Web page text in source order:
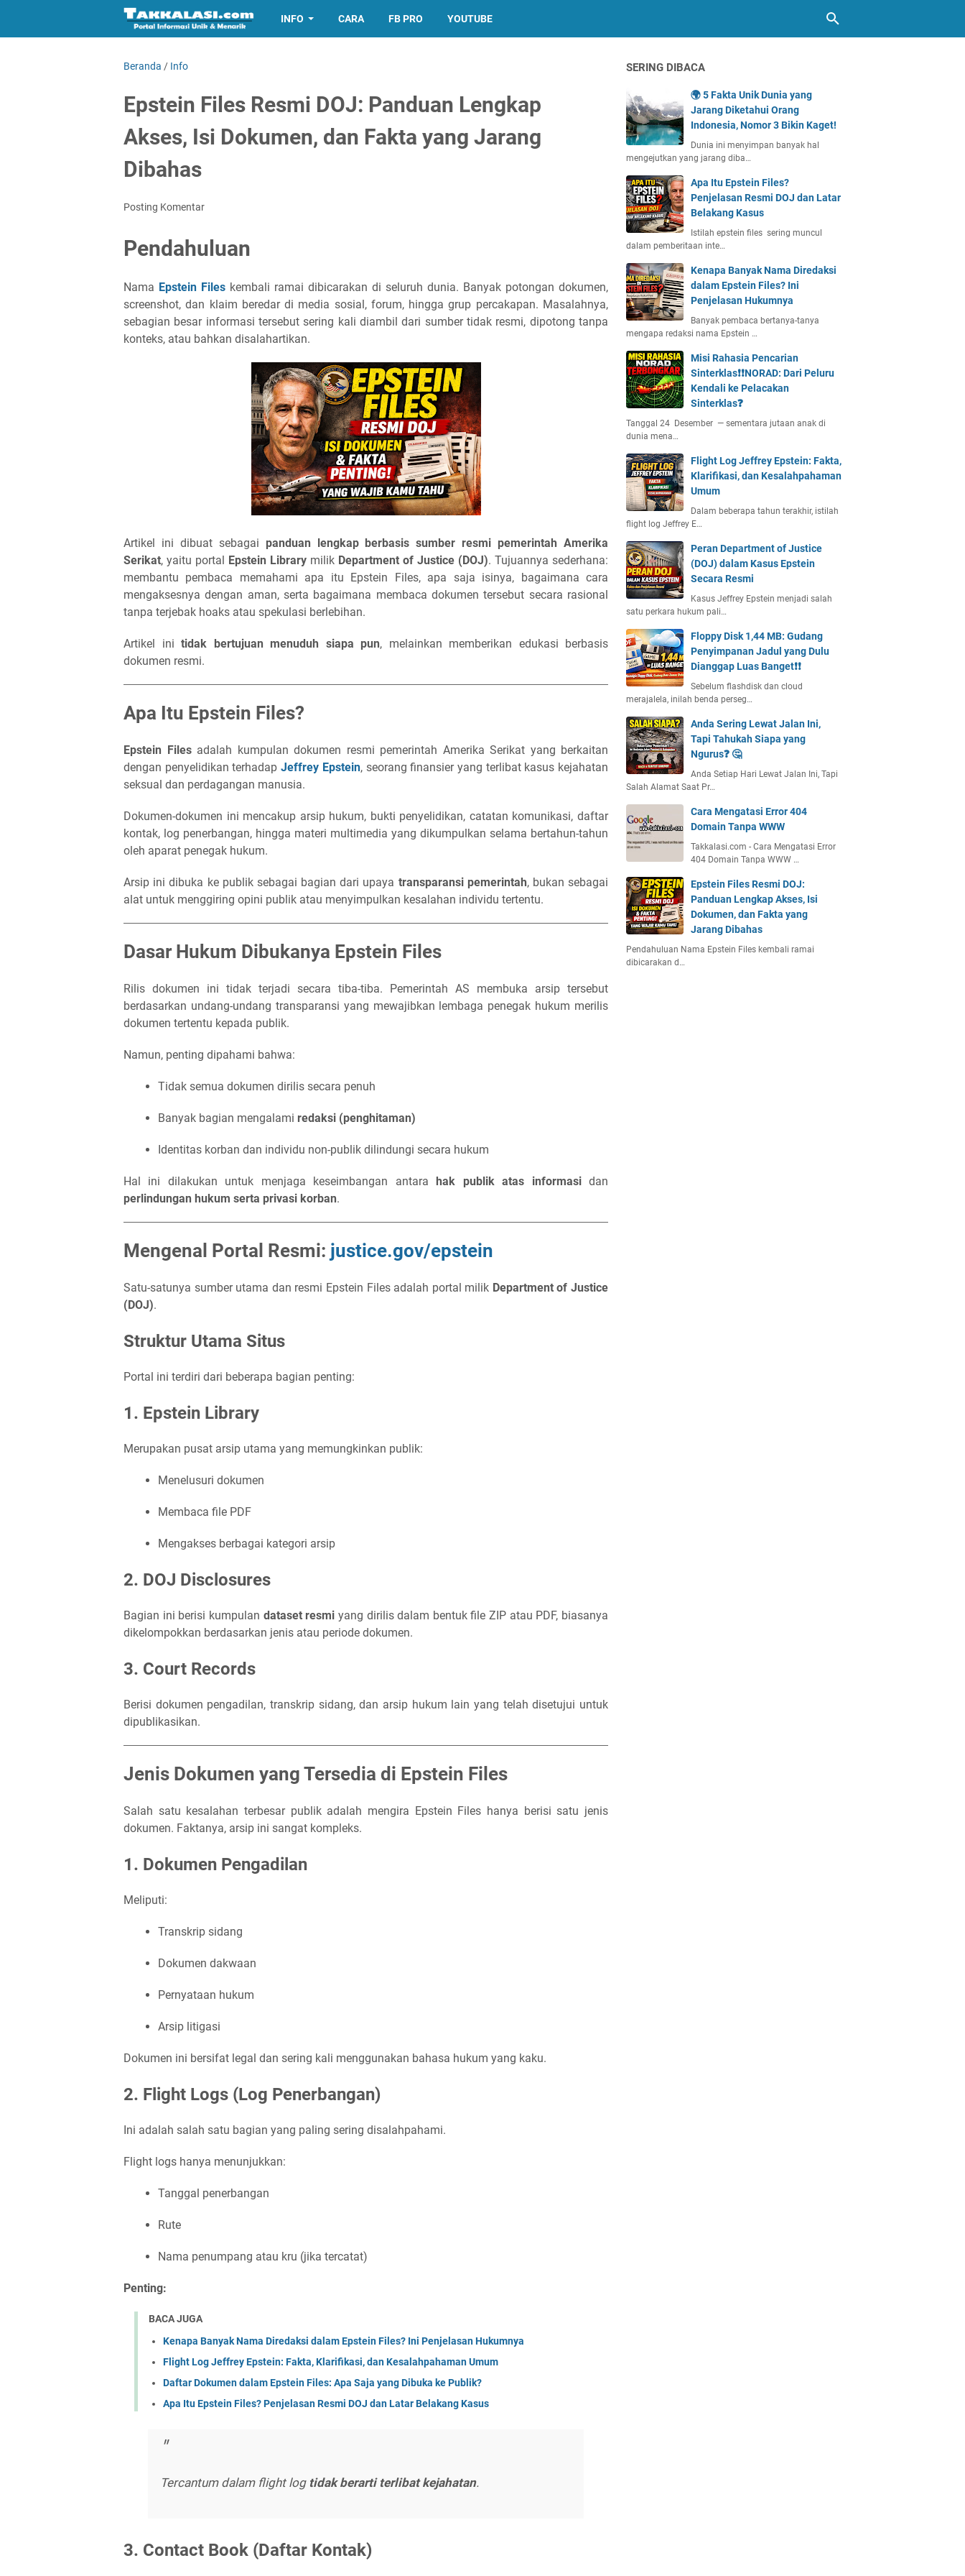
INFO CARA FB PRO YOUTUBE
Beranda / Info
Epstein Files Resmi DOJ: Panduan Lengkap
Akses, Isi Dokumen, dan Fakta yang Jarang
Dibahas
Posting Komentar
Pendahuluan
Nama Epstein Files kembali ramai dibicarakan di seluruh dunia. Banyak potongan dokumen,
screenshot, dan klaim beredar di media sosial, forum, hingga grup percakapan. Masalahnya,
sebagian besar informasi tersebut sering kali diambil dari sumber tidak resmi, dipotong tanpa
konteks, atau bahkan disalahartikan.
Artikel ini dibuat sebagai panduan lengkap berbasis sumber resmi pemerintah Amerika
Serikat, yaitu portal Epstein Library milik Department of Justice (DOJ). Tujuannya sederhana:
membantu pembaca memahami apa itu Epstein Files, apa saja isinya, bagaimana cara
mengaksesnya dengan aman, serta bagaimana membaca dokumen tersebut secara rasional
tanpa terjebak hoaks atau spekulasi berlebihan.
Artikel ini tidak bertujuan menuduh siapa pun, melainkan memberikan edukasi berbasis
dokumen resmi.
Apa Itu Epstein Files?
Epstein Filesadalah kumpulan dokumen resmi pemerintah Amerika Serikat yang berkaitan
dengan penyelidikan terhadapJeffrey Epstein, seorang finansier yang terlibat kasus kejahatan
seksual dan perdagangan manusia.
Dokumen-dokumen ini mencakup arsip hukum, bukti penyelidikan, catatan komunikasi, daftar
kontak, log penerbangan, hingga materi multimedia yang dikumpulkan selama bertahun-tahun
oleh aparat penegak hukum.
Arsip ini dibuka ke publik sebagai bagian dari upaya transparansi pemerintah, bukan sebagai
alat untuk menggiring opini publik atau menyimpulkan kesalahan individu tertentu.
Dasar Hukum Dibukanya Epstein Files
Rilis dokumen ini tidak terjadi secara tiba-tiba. Pemerintah AS membuka arsip tersebut
berdasarkan undang-undang transparansi yang mewajibkan lembaga penegak hukum merilis
dokumen tertentu kepada publik.
Namun, penting dipahami bahwa:
Tidak semua dokumen dirilis secara penuh
Banyak bagian mengalami redaksi (penghitaman)
Identitas korban dan individu non-publik dilindungi secara hukum
Hal ini dilakukan untuk menjaga keseimbangan antarahak publik atas informasidan
perlindungan hukum serta privasi korban.
Mengenal Portal Resmi: justice.gov/epstein
Satu-satunya sumber utama dan resmi Epstein Files adalah portal milik Department of Justice
(DOJ).
Struktur Utama Situs
Portal ini terdiri dari beberapa bagian penting:
1. Epstein Library
Merupakan pusat arsip utama yang memungkinkan publik:
Menelusuri dokumen
Membaca file PDF
Mengakses berbagai kategori arsip
2. DOJ Disclosures
Bagian ini berisi kumpulan dataset resmi yang dirilis dalam bentuk file ZIP atau PDF, biasanya
dikelompokkan berdasarkan jenis atau periode dokumen.
3. Court Records
Berisi dokumen pengadilan, transkrip sidang, dan arsip hukum lain yang telah disetujui untuk
dipublikasikan.
Jenis Dokumen yang Tersedia di Epstein Files
Salah satu kesalahan terbesar publik adalah mengira Epstein Files hanya berisi satu jenis
dokumen. Faktanya, arsip ini sangat kompleks.
1. Dokumen Pengadilan
Meliputi:
Transkrip sidang
Dokumen dakwaan
Pernyataan hukum
Arsip litigasi
Dokumen ini bersifat legal dan sering kali menggunakan bahasa hukum yang kaku.
2. Flight Logs (Log Penerbangan)
Ini adalah salah satu bagian yang paling sering disalahpahami.
Flight logs hanya menunjukkan:
Tanggal penerbangan
Rute
Nama penumpang atau kru (jika tercatat)
Penting:
BACA JUGA
Kenapa Banyak Nama Direda‎ksi dalam Epstein Files? Ini Penjelasan Hukumnya
Flight Log Jeffrey Epstein: Fakta, Klarifikasi, dan Kesalahpahaman Umum
Daftar Dokumen dalam Epstein Files: Apa Saja yang Dibuka ke Publik?
Apa Itu Epstein Files? Penjelasan Resmi DOJ dan Latar Belakang Kasus
Tercantum dalam flight log tidak berarti terlibat kejahatan.
3. Contact Book (Daftar Kontak)
SERING DIBACA
🌍 5 Fakta Unik Dunia yang
Jarang Diketahui Orang
Indonesia, Nomor 3 Bikin Kaget!
Dunia ini menyimpan banyak hal
mengejutkan yang jarang diba…
Apa Itu Epstein Files?
Penjelasan Resmi DOJ dan Latar
Belakang Kasus
Istilah epstein files sering muncul
dalam pemberitaan inte…
Kenapa Banyak Nama Direda‎ksi
dalam Epstein Files? Ini
Penjelasan Hukumnya
Banyak pembaca bertanya-tanya
mengapa redaksi nama Epstein …
Misi Rahasia Pencarian
Sinterklas❗❗NORAD: Dari Peluru
Kendali ke Pelacakan
Sinterklas❓
Tanggal 24 Desember — sementara jutaan anak di
dunia mena…
Flight Log Jeffrey Epstein: Fakta,
Klarifikasi, dan Kesalahpahaman
Umum
Dalam beberapa tahun terakhir, istilah
flight log Jeffrey E…
Peran Department of Justice
(DOJ) dalam Kasus Epstein
Secara Resmi
Kasus Jeffrey Epstein menjadi salah
satu perkara hukum pali…
Floppy Disk 1,44 MB: Gudang
Penyimpanan Jadul yang Dulu
Dianggap Luas Banget❗❗
Sebelum flashdisk dan cloud
merajalela, inilah benda perseg…
Anda Sering Lewat Jalan Ini,
Tapi Tahukah Siapa yang
Ngurus❓ 🤔
Anda Setiap Hari Lewat Jalan Ini, Tapi
Salah Alamat Saat Pr…
Cara Mengatasi Error 404
Domain Tanpa WWW
Takkalasi.com - Cara Mengatasi Error
404 Domain Tanpa WWW …
Epstein Files Resmi DOJ:
Panduan Lengkap Akses, Isi
Dokumen, dan Fakta yang
Jarang Dibahas
Pendahuluan Nama Epstein Files kembali ramai
dibicarakan d…